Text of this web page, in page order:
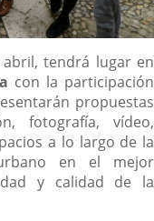
tendrá lugar en
con la participación
propuestas
fotografía, vídeo,
a lo largo de la
en el mejor
y calidad de la